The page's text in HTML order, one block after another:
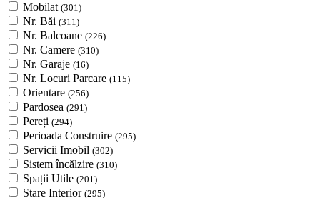
Mobilat (301)
Nr. Băi (311)
Nr. Balcoane (226)
Nr. Camere (310)
Nr. Garaje (16)
Nr. Locuri Parcare (115)
Orientare (256)
Pardosea (291)
Pereți (294)
Perioada Construire (295)
Servicii Imobil (302)
Sistem încălzire (310)
Spații Utile (201)
Stare Interior (295)